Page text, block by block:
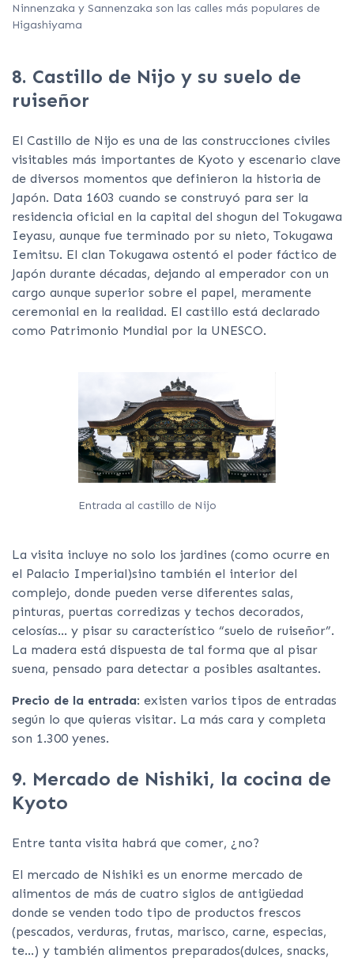
Ninnenzaka y Sannenzaka son las calles más populares de
Higashiyama
8. Castillo de Nijo y su suelo de
ruiseñor
El Castillo de Nijo es una de las construcciones civiles
visitables más importantes de Kyoto y escenario clave
de diversos momentos que definieron la historia de
Japón. Data 1603 cuando se construyó para ser la
residencia oficial en la capital del shogun del Tokugawa
Ieyasu, aunque fue terminado por su nieto, Tokugawa
Iemitsu. El clan Tokugawa ostentó el poder fáctico de
Japón durante décadas, dejando al emperador con un
cargo aunque superior sobre el papel, meramente
ceremonial en la realidad. El castillo está declarado
como Patrimonio Mundial por la UNESCO.
Entrada al castillo de Nijo
La visita incluye no solo los jardines (como ocurre en
el Palacio Imperial)sino también el interior del
complejo, donde pueden verse diferentes salas,
pinturas, puertas corredizas y techos decorados,
celosías… y pisar su característico “suelo de ruiseñor”.
La madera está dispuesta de tal forma que al pisar
suena, pensado para detectar a posibles asaltantes.
Precio de la entrada: existen varios tipos de entradas
según lo que quieras visitar. La más cara y completa
son 1.300 yenes.
9. Mercado de Nishiki, la cocina de
Kyoto
Entre tanta visita habrá que comer, ¿no?
El mercado de Nishiki es un enorme mercado de
alimentos de más de cuatro siglos de antigüedad
donde se venden todo tipo de productos frescos
(pescados, verduras, frutas, marisco, carne, especias,
te…) y también alimentos preparados(dulces, snacks,